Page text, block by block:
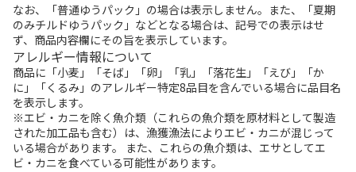
なお、「普通ゆうパック」の場合は表示しません。また、「夏期
のみチルドゆうパック」などとなる場合は、記号での表示はせ
ず、商品内容欄にその旨を表示しています。
アレルギー情報について
商品に「小麦」「そば」「卵」「乳」「落花生」「えび」「か
に」「くるみ」のアレルギー特定8品目を含んでいる場合に品目名
を表示します。
※エビ・カニを除く魚介類（これらの魚介類を原材料として製造
された加工品も含む）は、漁獲漁法によりエビ・カニが混じって
いる場合があります。 また、これらの魚介類は、エサとしてエ
ビ・カニを食べている可能性があります。